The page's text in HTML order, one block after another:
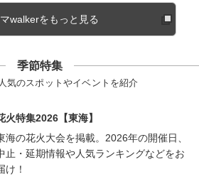
walkerをもっと見る
季節特集
気のスポットやイベントを紹介
火特集2026【東海】
海の花火大会を掲載。2026年の開催日、
止・延期情報や人気ランキングなどをお
け！